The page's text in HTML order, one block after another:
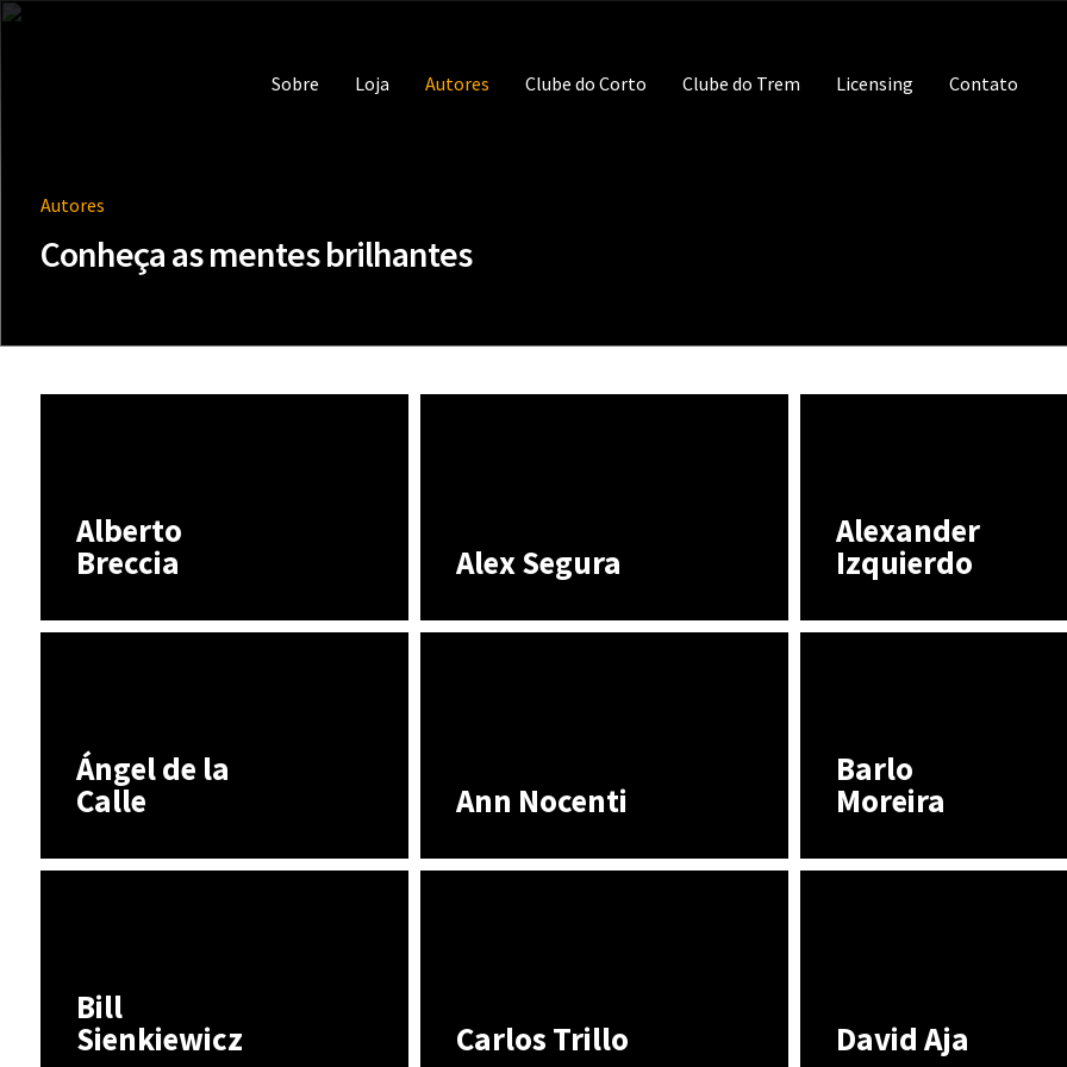
Sobre Loja Autores Clube do Corto Clube do Trem Licensing Contato
Autores
Conheça as mentes brilhantes
Alberto
Breccia Alex Segura
Alexander
Izquierdo
Ángel de la
Calle Ann Nocenti
Barlo
Moreira
Bill
Sienkiewicz Carlos Trillo David Aja